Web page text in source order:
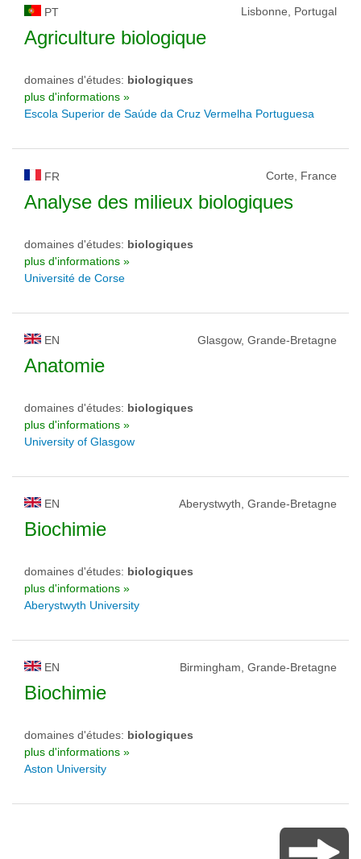
PT Lisbonne, Portugal
Agriculture biologique
domaines d'études: biologiques
plus d'informations »
Escola Superior de Saúde da Cruz Vermelha Portuguesa
FR Corte, France
Analyse des milieux biologiques
domaines d'études: biologiques
plus d'informations »
Université de Corse
EN Glasgow, Grande-Bretagne
Anatomie
domaines d'études: biologiques
plus d'informations »
University of Glasgow
EN Aberystwyth, Grande-Bretagne
Biochimie
domaines d'études: biologiques
plus d'informations »
Aberystwyth University
EN Birmingham, Grande-Bretagne
Biochimie
domaines d'études: biologiques
plus d'informations »
Aston University